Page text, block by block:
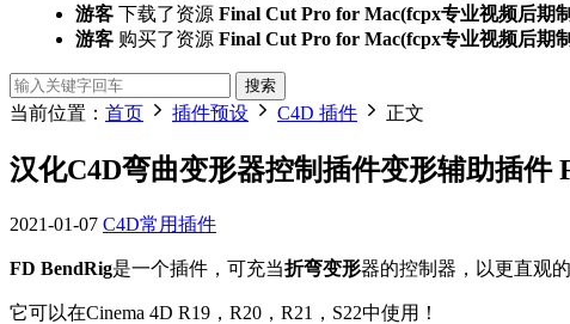
游客 下载了资源 Final Cut Pro for Mac(fcpx专业视频后期
游客 购买了资源 Final Cut Pro for Mac(fcpx专业视频后期
搜索
当前位置： 首页 插件预设 C4D 插件 正文
汉化C4D弯曲变形器控制插件变形辅助插件
2021-01-07 C4D常用插件
FD BendRig是一个插件，可充当折弯变形器的控制器，以更直观
它可以在Cinema 4D R19，R20，R21，S22中使用！